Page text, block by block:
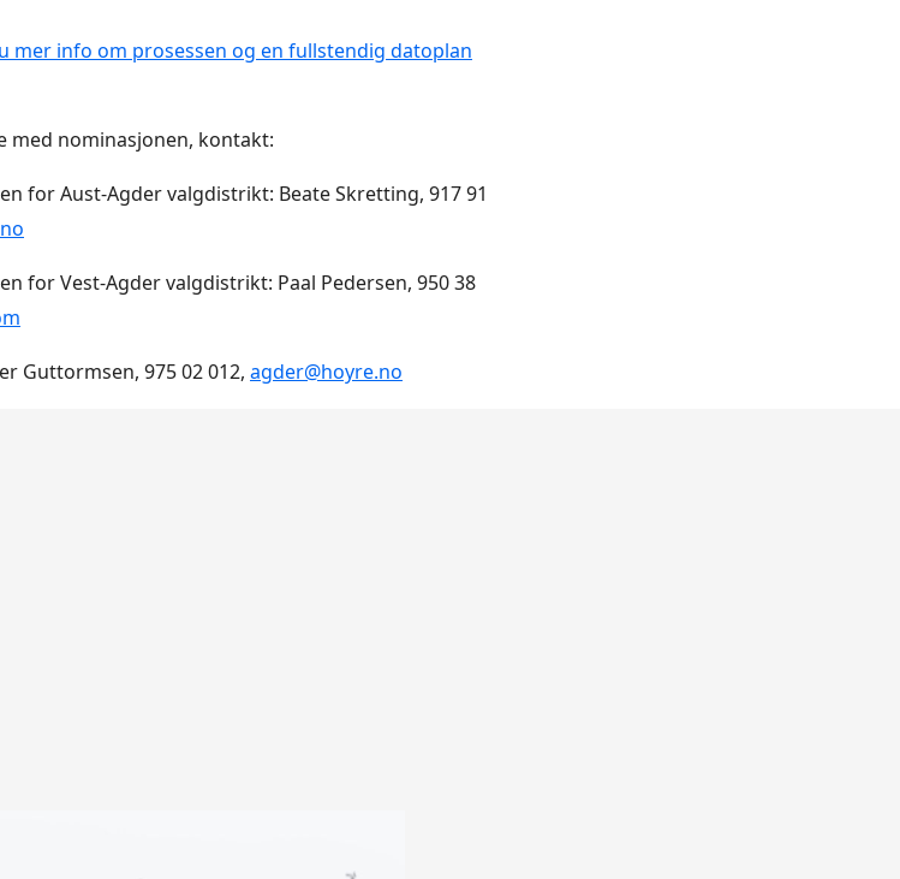
mer info om prosessen og en fullstendig datoplan
med nominasjonen, kontakt:
for Aust-Agder valgdistrikt: Beate Skretting, 917 91
for Vest-Agder valgdistrikt: Paal Pedersen, 950 38
Guttormsen, 975 02 012, agder@hoyre.no